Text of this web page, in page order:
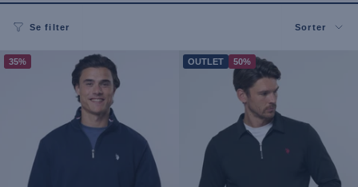
Se filter Sorter
35% OUTLET 50%